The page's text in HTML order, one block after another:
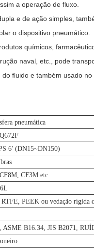
a operação de fluxo.
e de ação simples,
o dispositivo pneumático.
químicos,
naval, etc., pode
fluido e também usado
pneumática
6' (DN15~DN150)
CF3M etc.
PEEK ou vedação rígida
ASME B16.34, JIS B2071,